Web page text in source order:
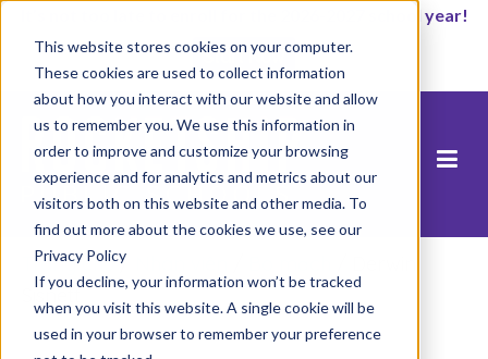
This website stores cookies on your computer.
These cookies are used to collect information
about how you interact with our website and allow
us to remember you. We use this information in
order to improve and customize your browsing
experience and for analytics and metrics about our
visitors both on this website and other media. To
find out more about the cookies we use, see our
Privacy Policy
If you decline, your information won’t be tracked
when you visit this website. A single cookie will be
used in your browser to remember your preference
It’s not too late to enroll for the 2026-2027 school year!
Start Now
Trang chủ/
Sisnett